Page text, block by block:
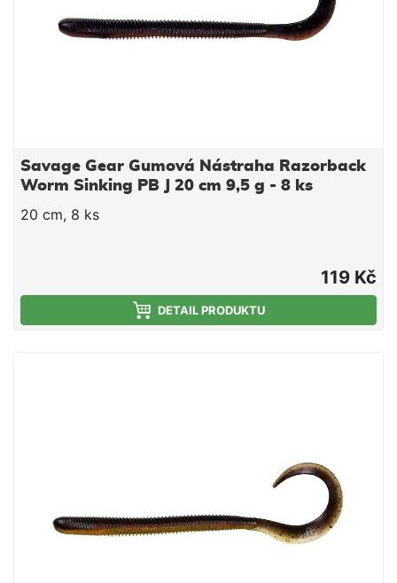
Savage Gear Gumová Nástraha Razorback
Worm Sinking PB J 20 cm 9,5 g - 8 ks
20 cm, 8 ks
119 Kč
DETAIL PRODUKTU